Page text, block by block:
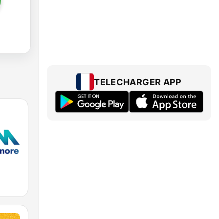
TELECHARGER APP